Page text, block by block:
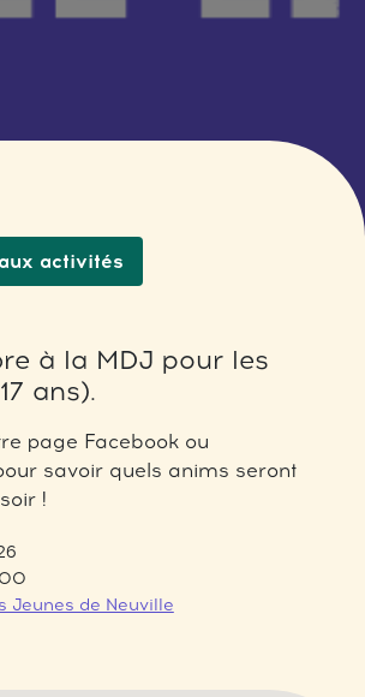
activités
à la MDJ pour les
ans).
page Facebook ou
savoir quels anims seront
!
Jeunes de Neuville